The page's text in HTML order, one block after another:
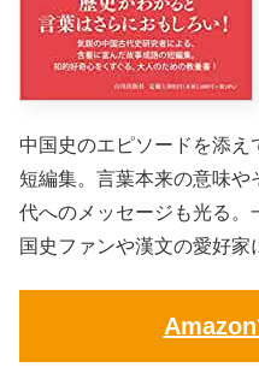
中国史のエピソードを添え
短編集。言葉本来の意味や
代へのメッセージも光る。
国史ファンや漢文の愛好家